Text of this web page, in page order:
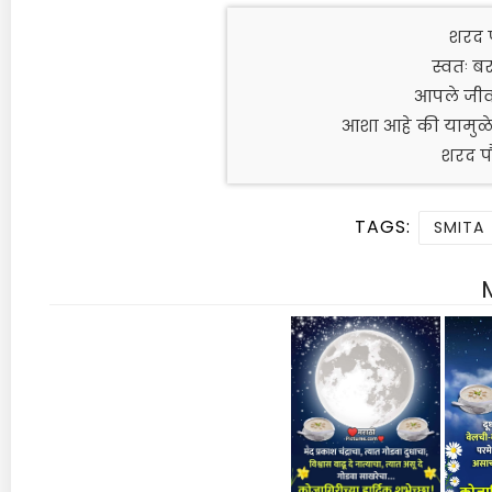
शरद
स्वतः
आपले
आशा आहे की यामुळे
शरद
TAGS: SMITA